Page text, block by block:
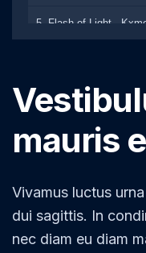
5. Flash of Light -
mauris
Vivamus luctus
dui sagittis. In
nec diam eu diam